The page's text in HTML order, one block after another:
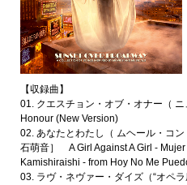
【収録曲】
01. クエスチョン・オブ・オナー（
Honour (New Version)
02. あなたとわたし（ ムヘール・コ
石萌音］ A Girl Against A Girl -
Kamishiraishi - from Hoy No Me
03. ラヴ・ネヴァー・ダイズ（“オペ